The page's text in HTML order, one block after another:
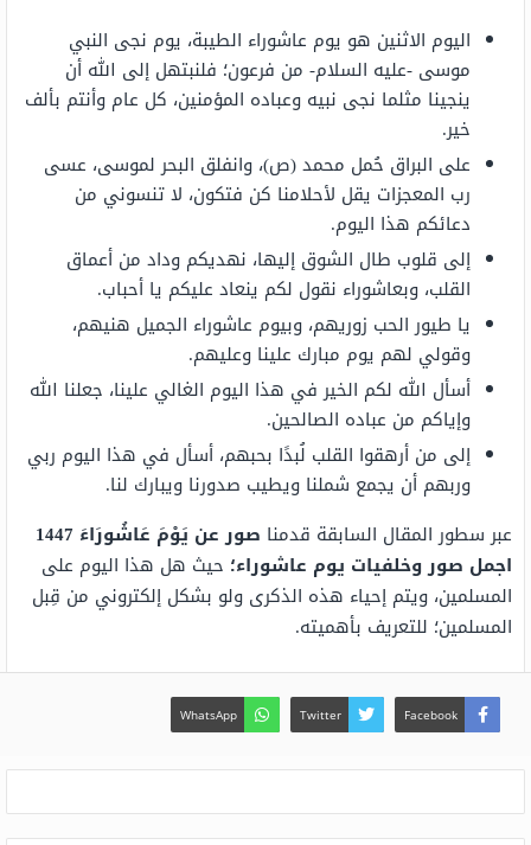
اليوم الاثنين هو يوم عاشوراء الطيبة، يوم نجى النبي
موسى -عليه السلام- من فرعون؛ فلنبتهل إلى الله أن
ينجينا مثلما نجى نبيه وعباده المؤمنين، كل عام وأنتم بألف
خير.
على البراق حُمل محمد (ص)، وانفلق البحر لموسى، عسى
رب المعجزات يقل لأحلامنا كن فتكون، لا تنسوني من
دعائكم هذا اليوم.
إلى قلوب طال الشوق إليها، نهديكم وداد من أعماق
القلب، وبعاشوراء نقول لكم ينعاد عليكم يا أحباب.
يا طيور الحب زوريهم، وبيوم عاشوراء الجميل هنيهم،
وقولي لهم يوم مبارك علينا وعليهم.
أسأل الله لكم الخير في هذا اليوم الغالي علينا، جعلنا الله
وإياكم من عباده الصالحين.
إلى من أرهقوا القلب لُبدًا بحبهم، أسأل في هذا اليوم ربي
وربهم أن يجمع شملنا ويطيب صدورنا ويبارك لنا.
عبر سطور المقال السابقة قدمنا
صور عن يَوْمَ عَاشُورَاءَ 1447
اجمل صور وخلفيات يوم عاشوراء؛ حيث هل هذا اليوم على
المسلمين، ويتم إحياء هذه الذكرى ولو بشكل إلكتروني من قِبل
المسلمين؛ للتعريف بأهميته.
Facebook
Twitter
WhatsApp